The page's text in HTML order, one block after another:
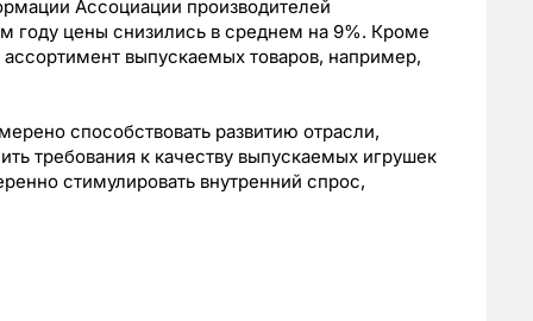
Ассоциации производителей
году цены снизились в среднем на 9%. Кроме
выпускаемых товаров, например,
способствовать развитию отрасли,
требования к качеству выпускаемых игрушек
стимулировать внутренний спрос,